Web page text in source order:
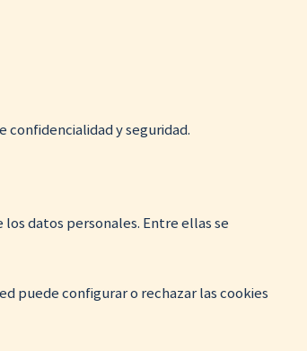
y seguridad.
datos personales. Entre ellas se
puede configurar o rechazar las cookies